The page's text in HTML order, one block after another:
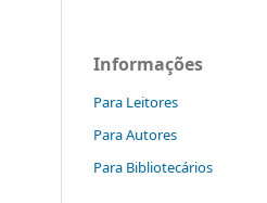
Informações
Para Leitores
Para Autores
Para Bibliotecários